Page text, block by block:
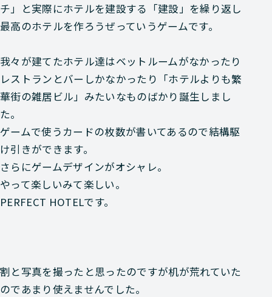
チ」と実際にホテルを建設する「建設」を繰り返し
最高のホテルを作ろうぜっていうゲームです。
我々が建てたホテル達はベットルームがなかったり
レストランとバーしかなかったり「ホテルよりも繁
華街の雑居ビル」みたいなものばかり誕生しまし
た。
ゲームで使うカードの枚数が書いてあるので結構駆
け引きができます。
さらにゲームデザインがオシャレ。
やって楽しいみて楽しい。
PERFECT HOTELです。
割と写真を撮ったと思ったのですが机が荒れていた
のであまり使えませんでした。